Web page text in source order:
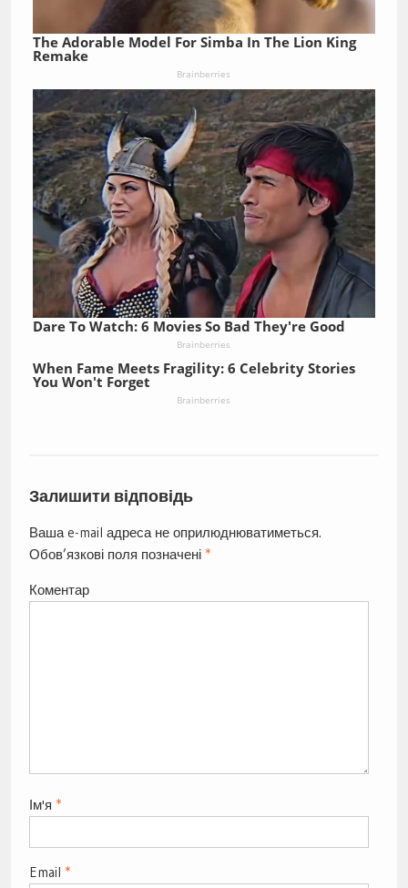
The Adorable Model For Simba In The Lion King
Remake
Brainberries
Dare To Watch: 6 Movies So Bad They're Good
Brainberries
When Fame Meets Fragility: 6 Celebrity Stories
You Won't Forget
Brainberries
Залишити відповідь
Ваша e-mail адреса не оприлюднюватиметься.
Обов’язкові поля позначені *
Коментар
Ім'я *
Email *